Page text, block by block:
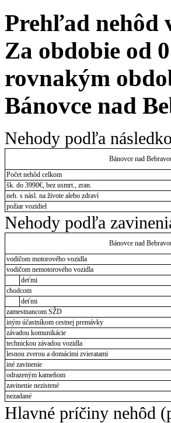
Prehľad nehôd
Za obdobie od
rovnakým
Bánovce nad
Nehody podľa
Bánovce nad
Počet nehôd celkom
šk. do 3990€, bez usmrt., zran.
neh. s násl. na živote alebo zdraví
požiar vozidiel
Nehody podľa
Bánovce nad
vodičom motorového vozidla
vodičom nemotorového vozidla
deťmi
chodcom
deťmi
zamestnancom SŽD
iným účastníkom cestnej premávky
závadou komunikácie
technickou závadou vozidla
lesnou zverou a domácimi zvieratami
iné zavinenie
odrazeným kameňom
zavinenie nezistené
nezadané
Hlavné príčiny nehôd